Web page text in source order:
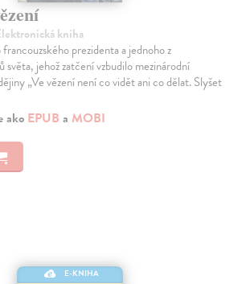
kniha
prezidenta a jednoho z
světa, jehož zatčení vzbudilo mezinárodní
„Ve vězení není co vidět ani co dělat. Slyšet
ako EPUB a MOBI
E-KNIHA